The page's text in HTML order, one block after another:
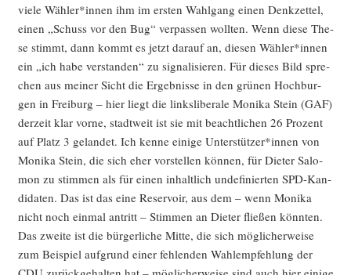
vie­le Wähler*innen ihm im ers­ten Wahl­gang einen Denk­zet­tel,
einen „Schuss vor den Bug“ ver­pas­sen woll­ten. Wenn die­se The­
se stimmt, dann kommt es jetzt dar­auf an, die­sen Wähler*innen
ein „ich habe ver­stan­den“ zu signa­li­sie­ren. Für die­ses Bild spre­
chen aus mei­ner Sicht die Ergeb­nis­se in den grü­nen Hoch­bur­
gen in Frei­burg – hier liegt die links­li­be­ra­le Moni­ka Stein (GAF)
der­zeit klar vor­ne, stadt­weit ist sie mit beacht­li­chen 26 Pro­zent
auf Platz 3 gelan­det. Ich ken­ne eini­ge Unterstützer*innen von
Moni­ka Stein, die sich eher vor­stel­len kön­nen, für Die­ter Salo­
mon zu stim­men als für einen inhalt­lich unde­fi­nier­ten SPD-Kan­
di­da­ten. Das ist das eine Reser­voir, aus dem – wenn Moni­ka
nicht noch ein­mal antritt – Stim­men an Die­ter flie­ßen könn­ten.
Das zwei­te ist die bür­ger­li­che Mit­te, die sich mög­li­cher­wei­se
zum Bei­spiel auf­grund einer feh­len­den Wahl­emp­feh­lung der